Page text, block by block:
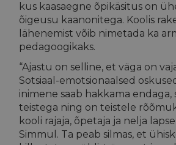
kus kaasaegne õpikäsitus on
õigeusu kaanonitega. Koolis
lähenemist võib nimetada ka
pedagoogikaks.
“Ajastu on selline, et väga on
Sotsiaal-emotsionaalsed
inimene saab hakkama endaga,
teistega ning on teistele
kooli rajaja, õpetaja ja nelja
Simmul. Ta peab silmas, et